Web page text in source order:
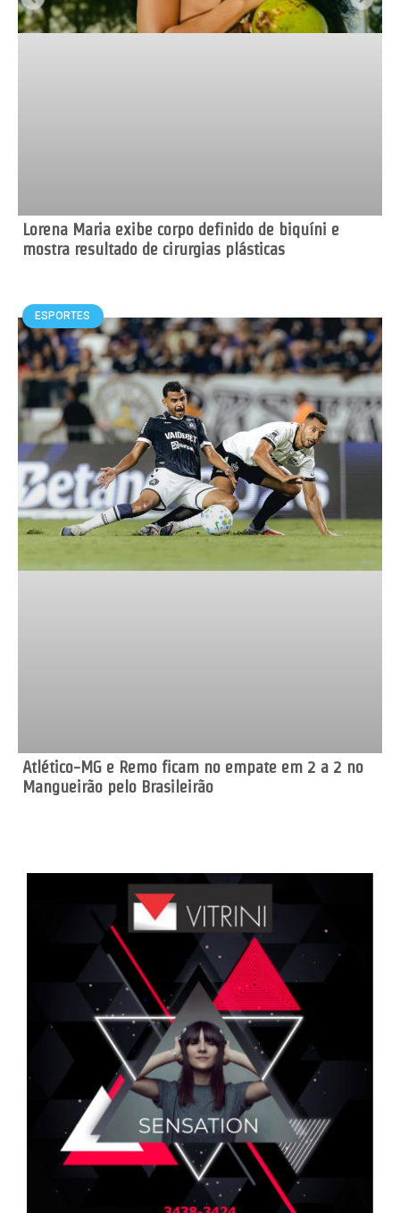
Lorena Maria exibe corpo definido de biquíni e
mostra resultado de cirurgias plásticas
ESPORTES
Atlético-MG e Remo ficam no empate em 2 a 2 no
Mangueirão pelo Brasileirão